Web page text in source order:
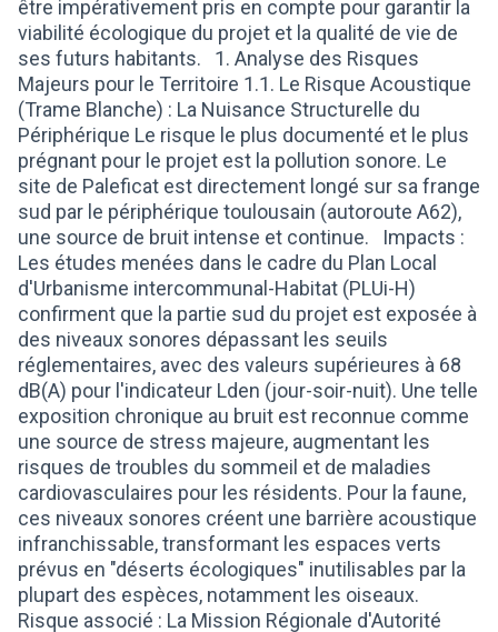
être impérativement pris en compte pour garantir la
viabilité écologique du projet et la qualité de vie de
ses futurs habitants. 1. Analyse des Risques
Majeurs pour le Territoire 1.1. Le Risque Acoustique
(Trame Blanche) : La Nuisance Structurelle du
Périphérique Le risque le plus documenté et le plus
prégnant pour le projet est la pollution sonore. Le
site de Paleficat est directement longé sur sa frange
sud par le périphérique toulousain (autoroute A62),
une source de bruit intense et continue. Impacts :
Les études menées dans le cadre du Plan Local
d'Urbanisme intercommunal-Habitat (PLUi-H)
confirment que la partie sud du projet est exposée à
des niveaux sonores dépassant les seuils
réglementaires, avec des valeurs supérieures à 68
dB(A) pour l'indicateur Lden (jour-soir-nuit). Une telle
exposition chronique au bruit est reconnue comme
une source de stress majeure, augmentant les
risques de troubles du sommeil et de maladies
cardiovasculaires pour les résidents. Pour la faune,
ces niveaux sonores créent une barrière acoustique
infranchissable, transformant les espaces verts
prévus en "déserts écologiques" inutilisables par la
plupart des espèces, notamment les oiseaux.
Risque associé : La Mission Régionale d'Autorité